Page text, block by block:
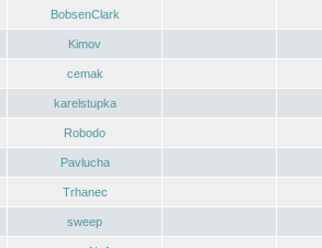
BobsenClark
Kimov
cemak
karelstupka
Robodo
Pavlucha
Trhanec
sweep